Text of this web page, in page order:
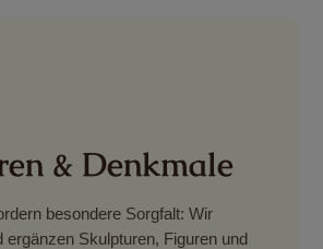
& Denkmale
besondere Sorgfalt: Wir
ergänzen Skulpturen, Figuren und